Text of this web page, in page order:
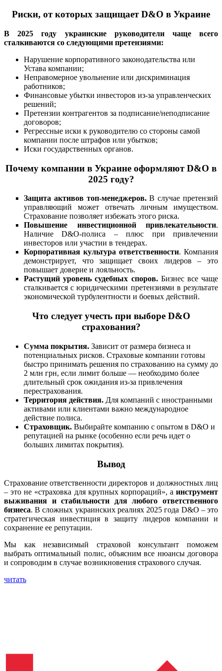
Риски, от которых защищает D&O в Украине
В 2025 году украинские руководители чаще всего
сталкиваются со следующими претензиями:
Нарушение корпоративного законодательства или
Устава компании;
Неправомерное увольнение или дискриминация
работников;
Финансовые убытки инвесторов из-за управленческих
решений;
Претензии контрагентов за подписание/неподписание
договоров;
Регрессные иски к руководителю со стороны самой
компании после штрафов или убытков;
Иски государственных органов.
Почему компании в Украине оформляют D&O в
2025 году?
Защита активов топ-менеджеров.В случае претензий
управляющий может отвечать личным имуществом.
Страхование позволяет избежать этого риска.
Повышение инвестиционной привлекательности.
Наличие D&O-полиса – плюс при привлечении
инвесторов или участии в тендерах.
Корпоративная культура ответственности. Компания
демонстрирует, что защищает своих лидеров – это
повышает доверие и лояльность.
Растущий уровень судебных споров.Бизнес все чаще
сталкивается с юридическими претензиями в результате
экономической турбулентности и боевых действий.
Что следует учесть при выборе D&O
страхования?
Сумма покрытия. Зависит от размера бизнеса и
потенциальных рисков. Страховые компании готовы
быстро принимать решения по страхованию на сумму до
2 млн грн, если лимит больше — необходимо более
длительный срок ожидания из-за привлечения
перестрахования.
Территория действия. Для компаний с иностранными
активами или клиентами важно международное
действие полиса.
Страховщик. Выбирайте компанию с опытом в D&O и
репутацией на рынке (особенно если речь идет о
больших лимитах покрытия).
Вывод
Страхование ответственности директоров и должностных лиц
– это не «страховка для крупных корпораций», а инструмент
выживания и стабильности для любого ответственного
бизнеса. В сложных украинских реалиях 2025 года D&O – это
стратегическая инвестиция в защиту лидеров компании и
сохранение ее репутации.
Мы как независимый страховой консультант поможем
выбрать оптимальный полис, объясним все нюансы договора
и сопроводим в случае возникновения страхового случая.
читать